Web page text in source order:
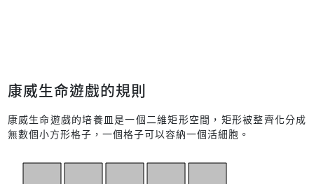
康威生命遊戲的規則
康威生命遊戲的培養皿是一個二維矩形空間，矩形被整齊化分成
無數個小方形格子，一個格子可以容納一個活細胞。